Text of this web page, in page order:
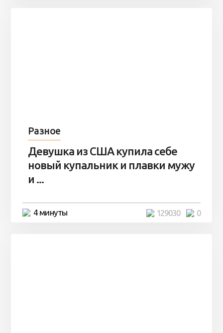
Разное
Девушка из США купила себе
новый купальник и плавки мужу
и ...
4 минуты 0
129030